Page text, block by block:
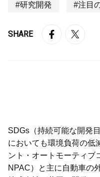
#研究開発 #注目
SHARE
SDGs（持続可能な開発
においても環境負荷の低
ント・オートモーティブ
NPAC）と主に自動車の